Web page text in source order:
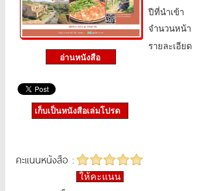
ปีที่นำเข้า
จำนวนหน้า
รายละเอียด
เก็บเป็นหนังสือเล่มโปรด
คะแนนหนังสือ :
ให้คะแนน